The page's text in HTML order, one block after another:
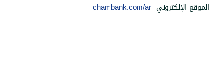
chambank.com/ar